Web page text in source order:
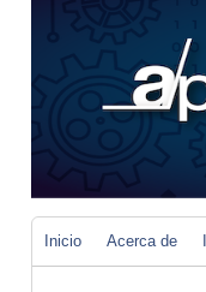
Inicio Acerca de